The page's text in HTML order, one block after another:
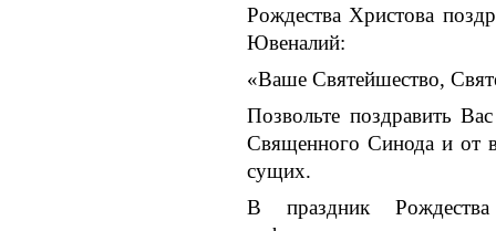
Рождества Христова
Ювеналий:
«Ваше Святейшество,
Позвольте поздравить
Священного Синода и от
сущих.
В праздник